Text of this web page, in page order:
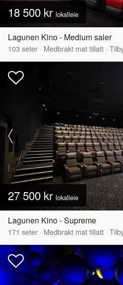
18 500 kr lokalleie
Lagunen Kino - Medium saler
103 seter · Medbrakt mat tillatt ·
27 500 kr lokalleie
Lagunen Kino - Supreme
171 seter · Medbrakt mat tillatt ·